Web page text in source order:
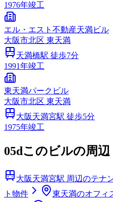
1976年竣工
エル・エスト不動産天満ビル
大阪市北区 東天満
天満橋駅 徒歩7分
1991年竣工
東天満パークビル
大阪市北区 東天満
大阪天満宮駅 徒歩5分
1975年竣工
05dこのビルの周
大阪天満宮駅 周辺のテナ
ト物件
東天満のオフィ